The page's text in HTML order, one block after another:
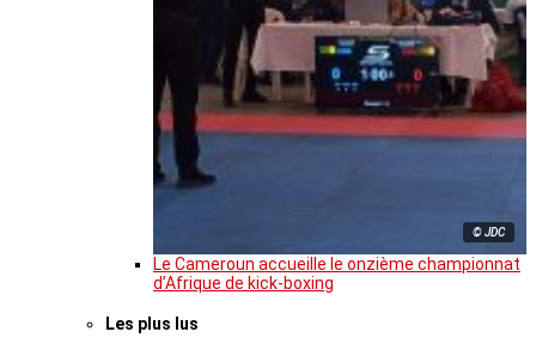
© JDC
Le Cameroun accueille le onzième championnat
d’Afrique de kick-boxing
Les plus lus